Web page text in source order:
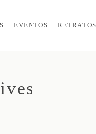
EVENTOS RETRATOS